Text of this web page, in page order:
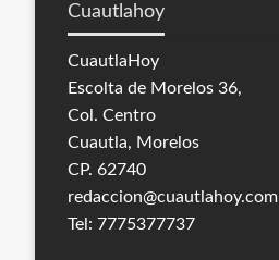
Cuautlahoy
CuautlaHoy
Escolta de Morelos 36,
Col. Centro
Cuautla, Morelos
CP. 62740
redaccion@cuautlahoy.com
Tel: 7775377737